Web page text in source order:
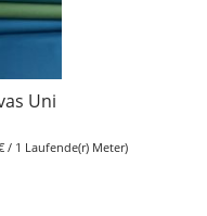
Uni
/ 1 Laufende(r) Meter)